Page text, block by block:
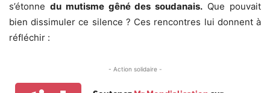
s’étonne du mutisme gêné des soudanais. Que pouvait
bien dissimuler ce silence ? Ces rencontres lui donnent à
réfléchir :
- Action solidaire -